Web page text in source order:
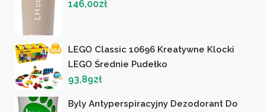
146,00zł
LEGO Classic 10696 Kreatywne Klocki
LEGO Średnie Pudełko
93,89zł
Byly Antyperspiracyjny Dezodorant Do